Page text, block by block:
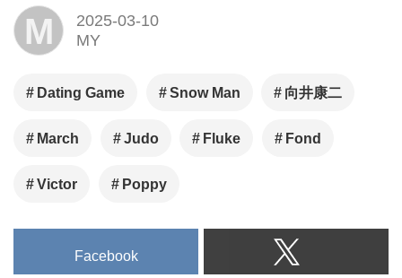
M
2025-03-10
MY
Dating Game Snow Man 向井康二
March Judo Fluke Fond
Victor Poppy
Facebook